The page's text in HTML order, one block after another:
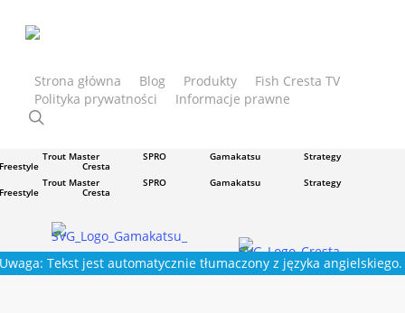
Strona główna Blog Produkty
Fish Cresta TV
Polityka prywatności
Informacje prawne
Trout Master SPRO Gamakatsu
Freestyle
Trout Master
SPRO Gamakatsu Strategy
Freestyle
Cresta
Trout Master
SPRO Gamakatsu Strategy
Freestyle Cresta
Uwaga: Tekst jest automatycznie tłumaczony z języka angielskiego.